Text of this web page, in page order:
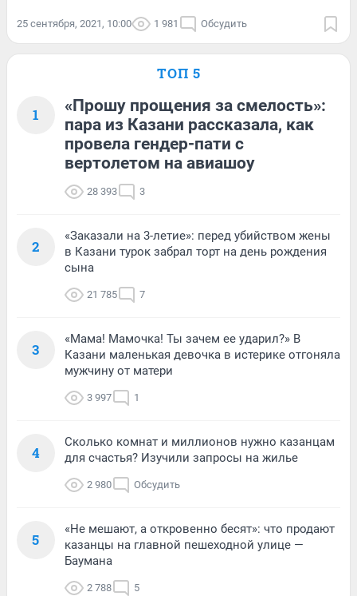
25 сентября, 2021, 10:00 1 981 Обсудить
ТОП 5
1
«Прошу прощения за смелость»:
пара из Казани рассказала, как
провела гендер-пати с
вертолетом на авиашоу
28 393 3
2
«Заказали на 3-летие»: перед убийством жены
в Казани турок забрал торт на день рождения
сына
21 785 7
3
«Мама! Мамочка! Ты зачем ее ударил?» В
Казани маленькая девочка в истерике отгоняла
мужчину от матери
3 997 1
4
Сколько комнат и миллионов нужно казанцам
для счастья? Изучили запросы на жилье
2 980 Обсудить
5
«Не мешают, а откровенно бесят»: что продают
казанцы на главной пешеходной улице —
Баумана
2 788 5